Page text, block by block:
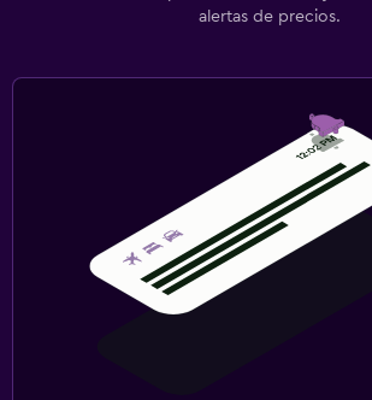
Gimnasio
alertas de precios.